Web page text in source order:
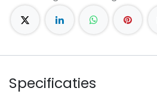
Specificaties